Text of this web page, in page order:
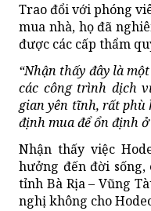
Trao đổi với phóng
mua nhà, họ đã
được các cấp thẩm
“Nhận thấy đây là
các công trình dịch
gian yên tĩnh, rất phù
định mua để ổn định
Nhận thấy việc
hưởng đến đời sống,
tỉnh Bà Rịa – Vũng
nghị không cho